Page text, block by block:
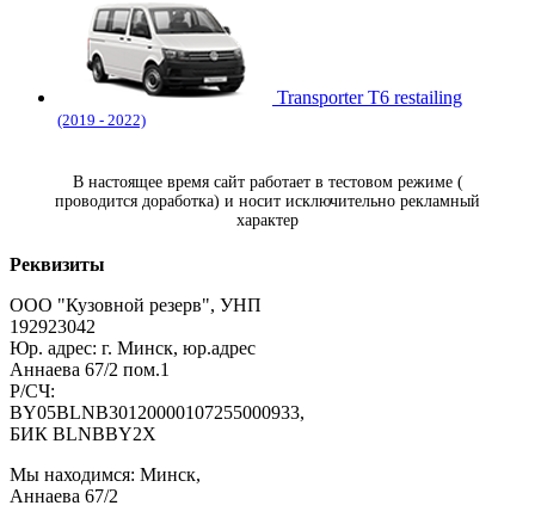
Transporter T6 restailing
(2019 - 2022)
В настоящее время сайт работает в тестовом режиме (
проводится доработка) и носит исключительно рекламный
характер
Реквизиты
ООО "Кузовной резерв", УНП
192923042
Юр. адрес: г. Минск, юр.адрес
Аннаева 67/2 пом.1
Р/СЧ:
BY05BLNB30120000107255000933,
БИК BLNBBY2X
Мы находимся: Минск,
Аннаева 67/2